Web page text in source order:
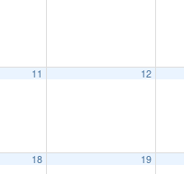
11 12
18 19